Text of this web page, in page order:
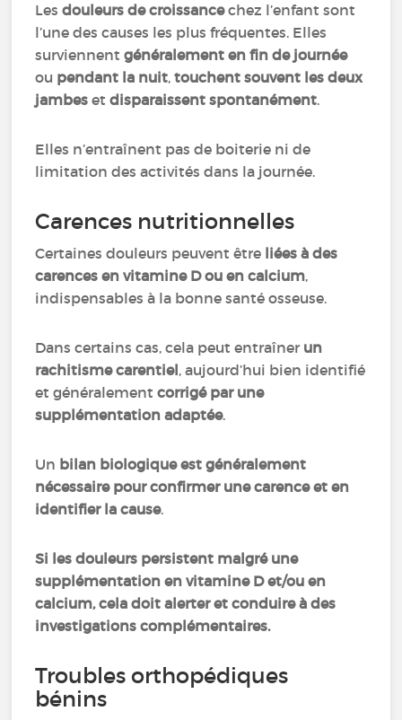
Lesdouleurs de croissancechez l’enfant sont
l’une des causes les plus fréquentes. Elles
surviennentgénéralement en fin de journée
ou pendant la nuit,touchent souvent les deux
jambes etdisparaissent spontanément.
Elles n’entraînent pas de boiterie ni de
limitation des activités dans la journée.
Carences nutritionnelles
Certaines douleurs peuvent être liées à des
carences en vitamine D ou en calcium,
indispensables à la bonne santé osseuse.
Dans certains cas, cela peut entraîner un
rachitisme carentiel, aujourd’hui bien identifié
et généralementcorrigé par une
supplémentation adaptée.
Un bilan biologique est généralement
nécessaire pour confirmer une carence et en
identifier la cause.
Si les douleurs persistent malgré une
supplémentation en vitamine D et/ou en
calcium, cela doit alerter et conduire à des
investigations complémentaires.
Troubles orthopédiques
bénins